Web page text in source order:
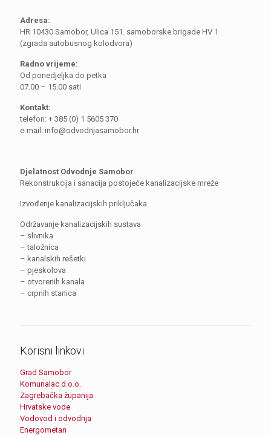
Adresa:
HR 10430 Samobor, Ulica 151. samoborske brigade HV 1
(zgrada autobusnog kolodvora)
Radno vrijeme:
Od ponedjeljka do petka
07.00 – 15.00 sati
Kontakt:
telefon: + 385 (0) 1 5605 370
e-mail: info@odvodnjasamobor.hr
Djelatnost Odvodnje Samobor
Rekonstrukcija i sanacija postojeće kanalizacijske mreže
Izvođenje kanalizacijskih priključaka
Održavanje kanalizacijskih sustava
– slivnika
– taložnica
– kanalskih rešetki
– pjeskolova
– otvorenih kanala
– crpnih stanica
Korisni linkovi
Grad Samobor
Komunalac d.o.o.
Zagrebačka županija
Hrvatske vode
Vodovod i odvodnja
Energometan